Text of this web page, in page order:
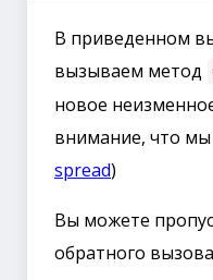
В приведенном
вызываем метод
новое
внимание, что
spread)
Вы можете
обратного вызова